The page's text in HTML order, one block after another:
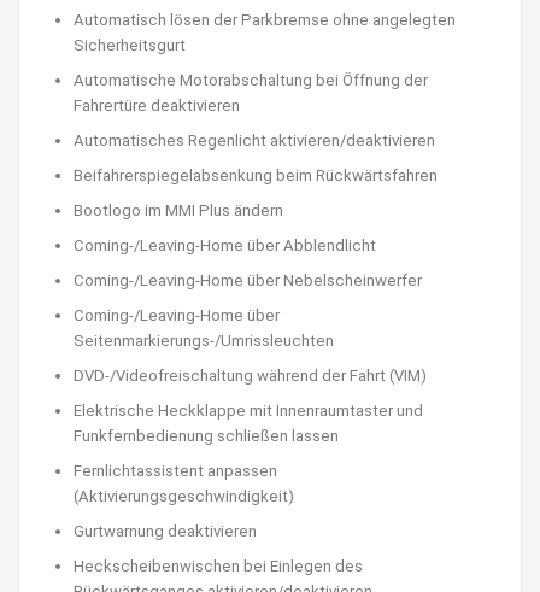
Automatisch lösen der Parkbremse ohne angelegten
Sicherheitsgurt
Automatische Motorabschaltung bei Öffnung der
Fahrertüre deaktivieren
Automatisches Regenlicht aktivieren/deaktivieren
Beifahrerspiegelabsenkung beim Rückwärtsfahren
Bootlogo im MMI Plus ändern
Coming-/Leaving-Home über Abblendlicht
Coming-/Leaving-Home über Nebelscheinwerfer
Coming-/Leaving-Home über
Seitenmarkierungs-/Umrissleuchten
DVD-/Videofreischaltung während der Fahrt (VIM)
Elektrische Heckklappe mit Innenraumtaster und
Funkfernbedienung schließen lassen
Fernlichtassistent anpassen
(Aktivierungsgeschwindigkeit)
Gurtwarnung deaktivieren
Heckscheibenwischen bei Einlegen des